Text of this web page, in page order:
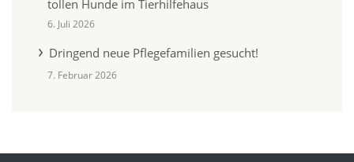
tollen Hunde im Tierhilfehaus
6. Juli 2026
Dringend neue Pflegefamilien gesucht!
7. Februar 2026